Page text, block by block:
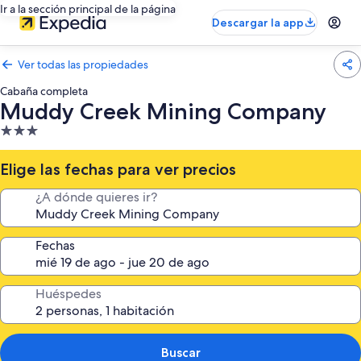
Ir a la sección principal de la página
Descargar la app
Ver todas las propiedades
Cabaña completa
Muddy Creek Mining Company
Propiedad
de
3.0
estrellas
Elige las fechas para ver precios
¿A dónde quieres ir?
Fechas
Huéspedes
Buscar